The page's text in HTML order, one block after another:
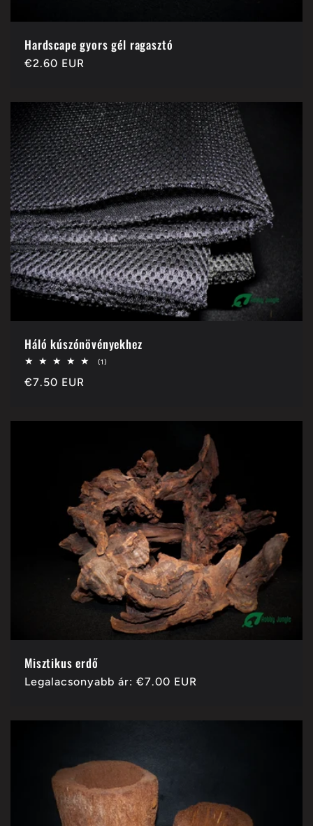
: Hardscape gyors gél ragasztó
Normál
€2.60 EUR
Háló kúszónövényekhez
(1)
Normál
€7.50 EUR
Misztikus erdő
Normál
Legalacsonyabb ár: €7.00 EUR